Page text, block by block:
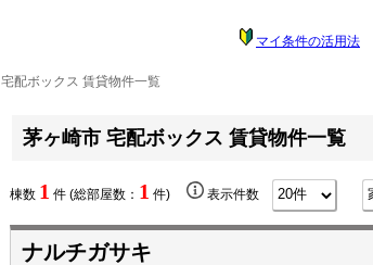
マイ条件の活用法
配ボックス 賃貸物件一覧
茅ヶ崎市 宅配ボックス 賃貸物件一覧
棟数 1 件 (総部屋数： 1 件) 表示件数
ナルチガサキ